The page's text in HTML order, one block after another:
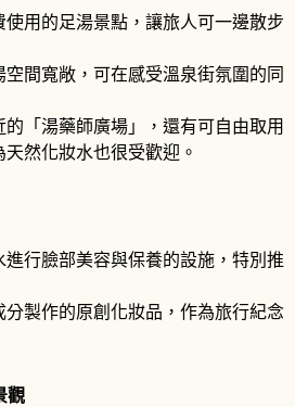
用的足湯景點，讓旅人可一邊散步
間寬敞，可在感受溫泉街氛圍的同
「湯藥師廣場」，還有可自由取用
然化妝水也很受歡迎。
行臉部美容與保養的設施，特別推
製作的原創化妝品，作為旅行紀念
觀